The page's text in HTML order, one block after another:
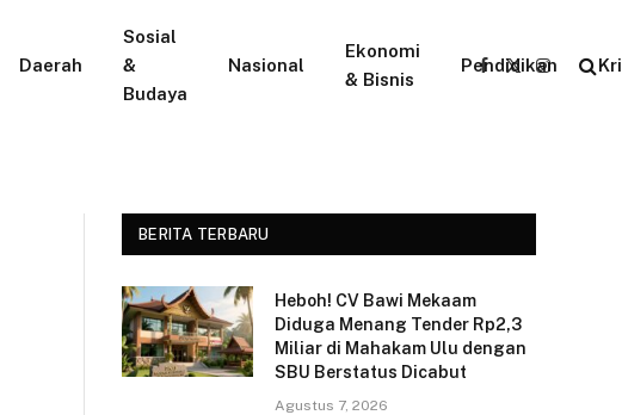
Daerah
Sosial
&
Budaya
Nasional
Ekonomi
& Bisnis
Pendidikan
Facebook
X
Instagram
BERITA TERBARU
Heboh! CV Bawi Mekaam
Diduga Menang Tender Rp2,3
Miliar di Mahakam Ulu dengan
SBU Berstatus Dicabut
Agustus 7, 2026